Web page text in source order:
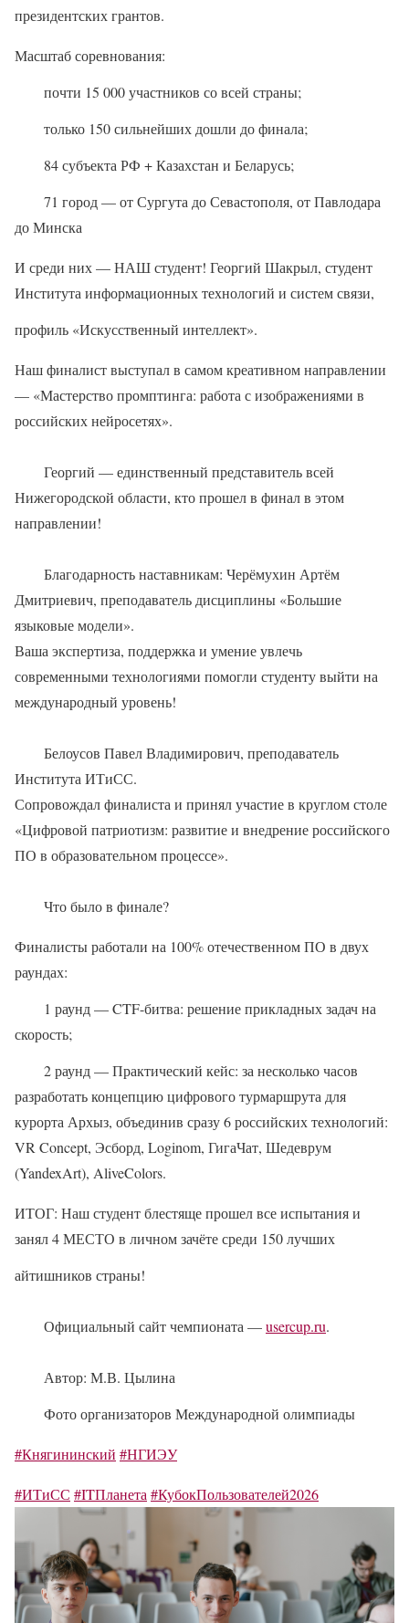
президентских грантов.
Масштаб соревнования:
почти 15 000 участников со всей страны;
только 150 сильнейших дошли до финала;
84 субъекта РФ + Казахстан и Беларусь;
71 город — от Сургута до Севастополя, от Павлодара
до Минска
И среди них — НАШ студент! Георгий Шакрыл, студент
Института информационных технологий и систем связи,
профиль «Искусственный интеллект».
Наш финалист выступал в самом креативном направлении
— «Мастерство промптинга: работа с изображениями в
российских нейросетях».
Георгий — единственный представитель всей
Нижегородской области, кто прошел в финал в этом
направлении!
Благодарность наставникам: Черёмухин Артём
Дмитриевич, преподаватель дисциплины «Большие
языковые модели».
Ваша экспертиза, поддержка и умение увлечь
современными технологиями помогли студенту выйти на
международный уровень!
Белоусов Павел Владимирович, преподаватель
Института ИТиСС.
Сопровождал финалиста и принял участие в круглом столе
«Цифровой патриотизм: развитие и внедрение российского
ПО в образовательном процессе».
Что было в финале?
Финалисты работали на 100% отечественном ПО в двух
раундах:
1 раунд — CTF-битва: решение прикладных задач на
скорость;
2 раунд — Практический кейс: за несколько часов
разработать концепцию цифрового турмаршрута для
курорта Архыз, объединив сразу 6 российских технологий:
VR Concept, Эсборд, Loginom, ГигаЧат, Шедеврум
(YandexArt), AliveColors.
ИТОГ: Наш студент блестяще прошел все испытания и
занял 4 МЕСТО в личном зачёте среди 150 лучших
айтишников страны!
Официальный сайт чемпионата —usercup.ru.
Автор: М.В. Цылина
Фото организаторов Международной олимпиады
#Княгининский #НГИЭУ
#ИТиСС #ITПланета #КубокПользователей2026